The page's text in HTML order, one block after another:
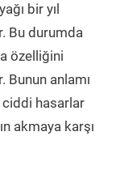
bir yıl
Bu durumda
özelliğini
anlamı
hasarlar
akmaya karşı